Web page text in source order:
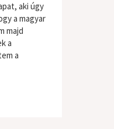
aki úgy
a magyar
majd
a
a